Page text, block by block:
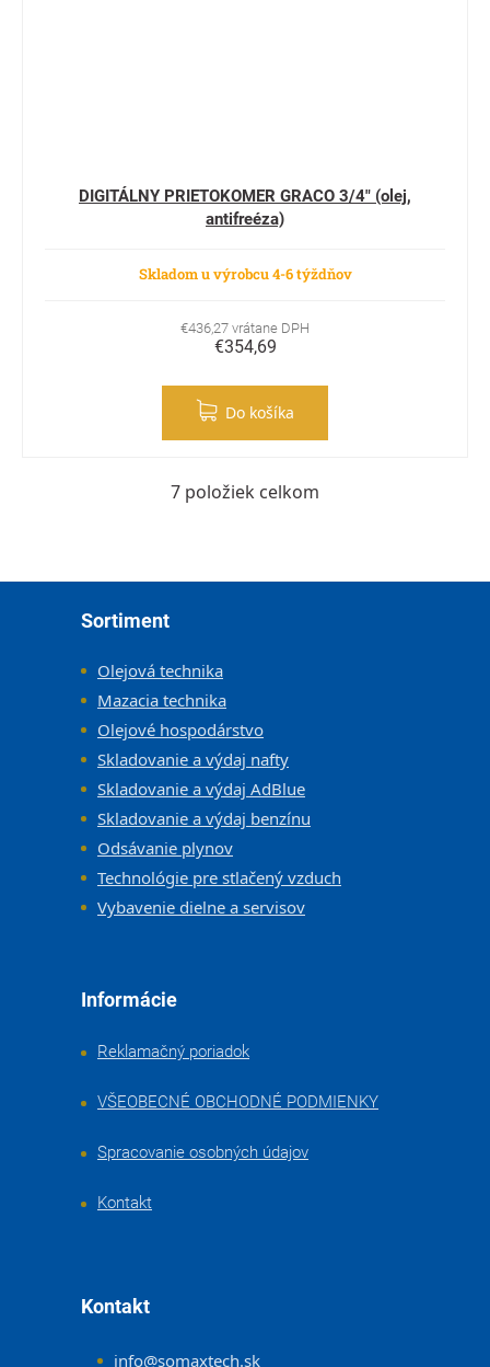
DIGITÁLNY PRIETOKOMER GRACO 3/4" (olej,
antifreéza)
Skladom u výrobcu 4-6 týždňov
€436,27 vrátane DPH
€354,69
Do košíka
Ovládacie prvky výpisu
7 položiek celkom
Sortiment
Olejová technika
Mazacia technika
Olejové hospodárstvo
Skladovanie a výdaj nafty
Skladovanie a výdaj AdBlue
Skladovanie a výdaj benzínu
Odsávanie plynov
Technológie pre stlačený vzduch
Vybavenie dielne a servisov
Informácie
Reklamačný poriadok
VŠEOBECNÉ OBCHODNÉ PODMIENKY
Spracovanie osobných údajov
Kontakt
Kontakt
info@somaxtech.sk